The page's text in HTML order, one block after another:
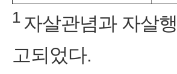
1 자살관념과 자살
고되었다.